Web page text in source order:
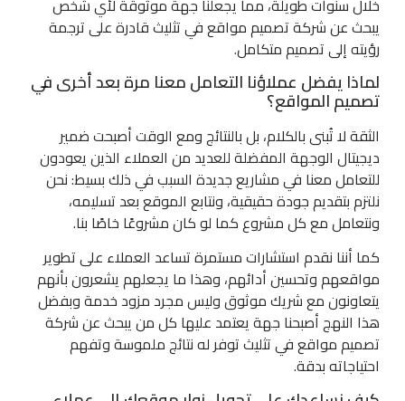
يبحث عن شركة تصميم مواقع في تثليث قادرة على ترجمة
رؤيته إلى تصميم متكامل.
لماذا يفضل عملاؤنا التعامل معنا مرة بعد أخرى في
تصميم المواقع؟
الثقة لا تُبنى بالكلام، بل بالنتائج ومع الوقت أصبحت ضمير
ديجيتال الوجهة المفضلة للعديد من العملاء الذين يعودون
للتعامل معنا في مشاريع جديدة السبب في ذلك بسيط: نحن
نلتزم بتقديم جودة حقيقية، ونتابع الموقع بعد تسليمه،
ونتعامل مع كل مشروع كما لو كان مشروعًا خاصًا بنا.
كما أننا نقدم استشارات مستمرة تساعد العملاء على تطوير
مواقعهم وتحسين أدائهم، وهذا ما يجعلهم يشعرون بأنهم
يتعاونون مع شريك موثوق وليس مجرد مزود خدمة وبفضل
هذا النهج أصبحنا جهة يعتمد عليها كل من يبحث عن شركة
تصميم مواقع في تثليث توفر له نتائج ملموسة وتفهم
احتياجاته بدقة.